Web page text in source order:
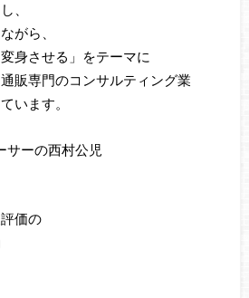
、
がら、
身させる」をテーマに
販専門のコンサルティング業
います。
サーの西村公児
価の